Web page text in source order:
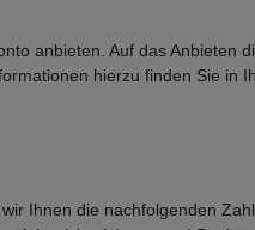
anbieten. Auf das Anbieten
hierzu finden Sie in
Ihnen die nachfolgenden